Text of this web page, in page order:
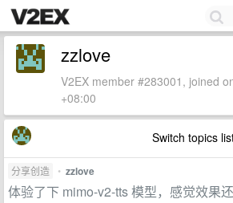
zzlove
V2EX member #283001, joined
+08:00
Switch topics
分享创造 • zzlove
体验了下 mimo-v2-tts 模型，感觉效果